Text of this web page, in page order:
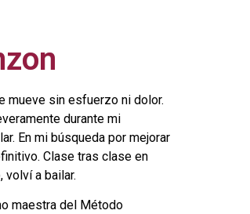
mueve sin esfuerzo ni dolor.
durante mi
En mi búsqueda por mejorar
Clase tras clase en
volví a bailar.
maestra del Método